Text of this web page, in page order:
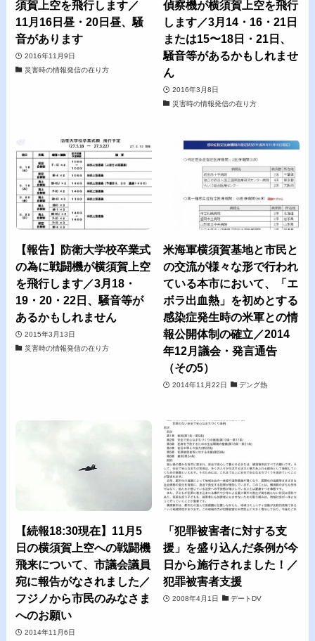
須賀上空を飛行します／
11月16日昼・20日昼、騒
音があります
2016年11月9日
災害時の情報発信の在り方
偵察機が横須賀上空を飛行
します／3月14・16・21日
または15〜18日・21日、
騒音等があるかもしれませ
ん
2016年3月8日
災害時の情報発信の在り方
【報告】防衛大学校卒業式
の為に戦闘機が横須賀上空
を飛行します／3月18・
19・20・22日、騒音等が
あるかもしれません
2015年3月13日
災害時の情報発信の在り方
米海軍横須賀基地と市民と
の交流が様々な形で行われ
ている本市において、「エ
ボラ出血熱」を初めとする
感染症発生時の米軍との情
報公開体制の確立／2014
年12月議会・発言通告
（その5）
2014年11月22日 デング熱
【続報18:30現在】11月5
日の横須賀上空への戦闘機
飛来について、市議会議員
宛に報告がなされました／
フジノから市民のみなさま
へのお願い
2014年11月6日
「犯罪被害者に対する支
援」を盛り込んだ条例が今
日から施行されました！／
犯罪被害者支援
2008年4月1日 デートDV